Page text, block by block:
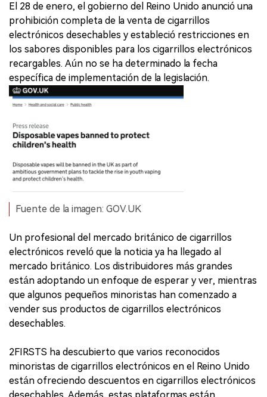
El 28 de enero, el gobierno del Reino Unido anunció una
prohibición completa de la venta de cigarrillos
electrónicos desechables y estableció restricciones en
los sabores disponibles para los cigarrillos electrónicos
recargables. Aún no se ha determinado la fecha
específica de implementación de la legislación.
Fuente de la imagen: GOV.UK
Un profesional del mercado británico de cigarrillos
electrónicos reveló que la noticia ya ha llegado al
mercado británico. Los distribuidores más grandes
están adoptando un enfoque de esperar y ver, mientras
que algunos pequeños minoristas han comenzado a
vender sus productos de cigarrillos electrónicos
desechables.
2FIRSTS ha descubierto que varios reconocidos
minoristas de cigarrillos electrónicos en el Reino Unido
están ofreciendo descuentos en cigarrillos electrónicos